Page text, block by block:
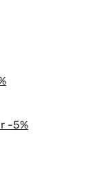
-5%